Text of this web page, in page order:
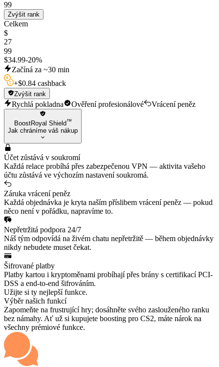
99
Zvýšit rank
Celkem
$
27
99
$34.99-20%
Začíná za ~30 min
+$0.84 cashback
Zvýšit rank
Rychlá pokladna Ověření profesionálové Vrácení peněz
BoostRoyal Shield™
Jak chráníme váš nákup
Účet zůstává v soukromí
Každá relace probíhá přes zabezpečenou VPN — aktivita vašeho
účtu zůstává ve výchozím nastavení soukromá.
Záruka vrácení peněz
Každá objednávka je kryta naším příslibem vrácení peněz — pokud
něco není v pořádku, napravíme to.
Nepřetržitá podpora 24/7
Náš tým odpovídá na živém chatu nepřetržitě — během objednávky
nikdy nebudete muset čekat.
Šifrované platby
Platby kartou i kryptoměnami probíhají přes brány s certifikací PCI-
DSS a end-to-end šifrováním.
Užijte si ty nejlepší funkce.
Výběr našich funkcí
Zapomeňte na frustrující hry; dosáhněte svého zaslouženého ranku
bez námahy. Ať už si kupujete boosting pro CS2, máte nárok na
všechny prémiové funkce.